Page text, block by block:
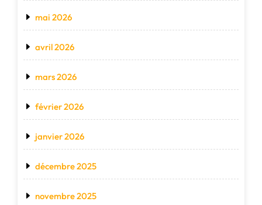
mai 2026
avril 2026
mars 2026
février 2026
janvier 2026
décembre 2025
novembre 2025